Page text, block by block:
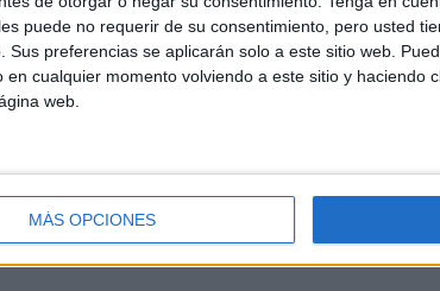
puede no requerir de su consentimiento, pero usted
Sus preferencias se aplicarán solo a este sitio web.
en cualquier momento volviendo a este sitio y haciendo
web.
MÁS OPCIONES